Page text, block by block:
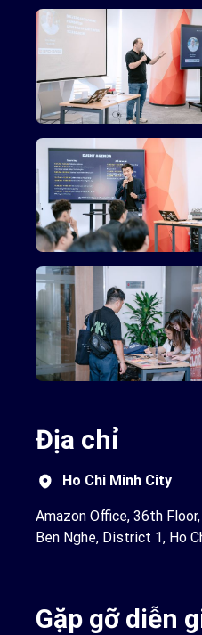
Địa chỉ
Ho Chi Minh City
Amazon Office, 36th
Ben Nghe, District 1, Ho
Gặp gỡ diễn